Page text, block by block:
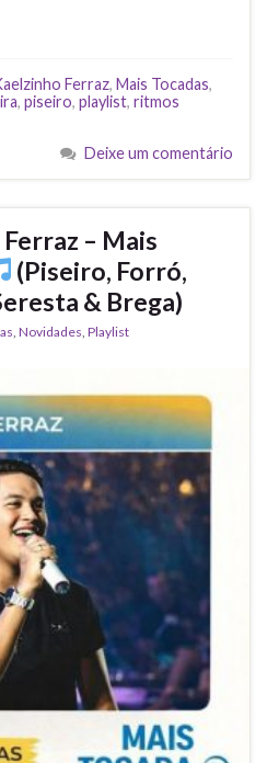
Ferraz, Mais Tocadas,
, piseiro, playlist, ritmos
Deixe um comentário
– Mais
(Piseiro, Forró,
& Brega)
Novidades Playlist